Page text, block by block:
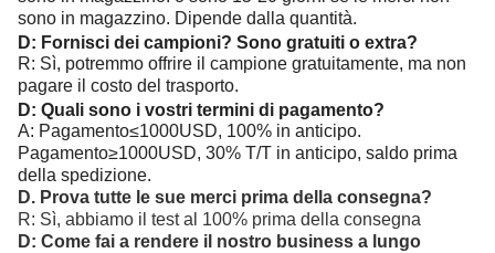
sono in magazzino. Dipende dalla quantità.
D: Fornisci dei campioni? Sono gratuiti o extra?
R: Sì, potremmo offrire il campione gratuitamente, ma non
pagare il costo del trasporto.
D: Quali sono i vostri termini di pagamento?
A: Pagamento≤1000USD, 100% in anticipo.
Pagamento≥1000USD, 30% T/T in anticipo, saldo prima
della spedizione.
D. Prova tutte le sue merci prima della consegna?
R: Sì, abbiamo il test al 100% prima della consegna
D: Come fai a rendere il nostro business a lungo